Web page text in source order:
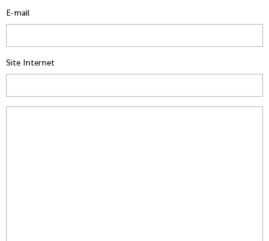
E-mail
Site Internet